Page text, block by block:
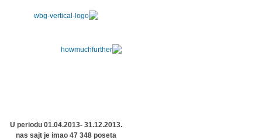
U periodu 01.04.2013- 31.12.2013.
nas sajt je imao 47 348 poseta